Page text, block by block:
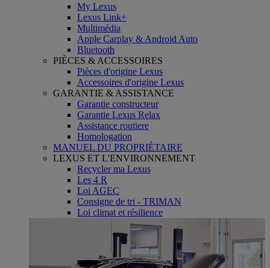
My Lexus
Lexus Link+
Multimédia
Apple Carplay & Android Auto
Bluetooth
PIÈCES & ACCESSOIRES
Pièces d'origine Lexus
Accessoires d'origine Lexus
GARANTIE & ASSISTANCE
Garantie constructeur
Garantie Lexus Relax
Assistance routiere
Homologation
MANUEL DU PROPRIÉTAIRE
LEXUS ET L'ENVIRONNEMENT
Recycler ma Lexus
Les 4 R
Loi AGEC
Consigne de tri - TRIMAN
Loi climat et résilience